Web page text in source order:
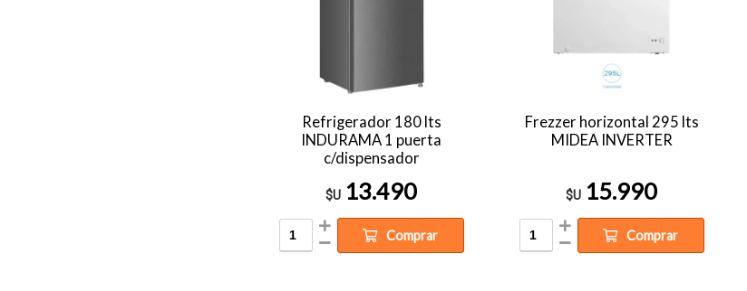
Refrigerador 180 lts
INDURAMA 1 puerta
c/dispensador
$U 13.490
Comprar
Frezzer horizontal 295 lts
MIDEA INVERTER
$U 15.990
Comprar